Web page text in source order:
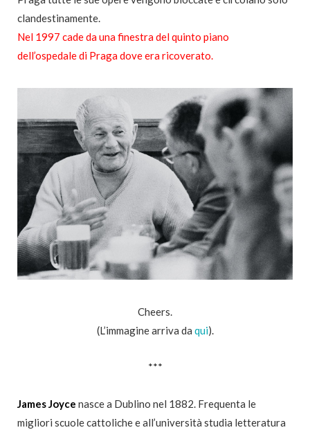
clandestinamente.
Nel 1997 cade da una finestra del quinto piano
dell’ospedale di Praga dove era ricoverato.
Cheers.
(L’immagine arriva da qui).
***
James Joyce nasce a Dublino nel 1882. Frequenta le
migliori scuole cattoliche e all’università studia letteratura